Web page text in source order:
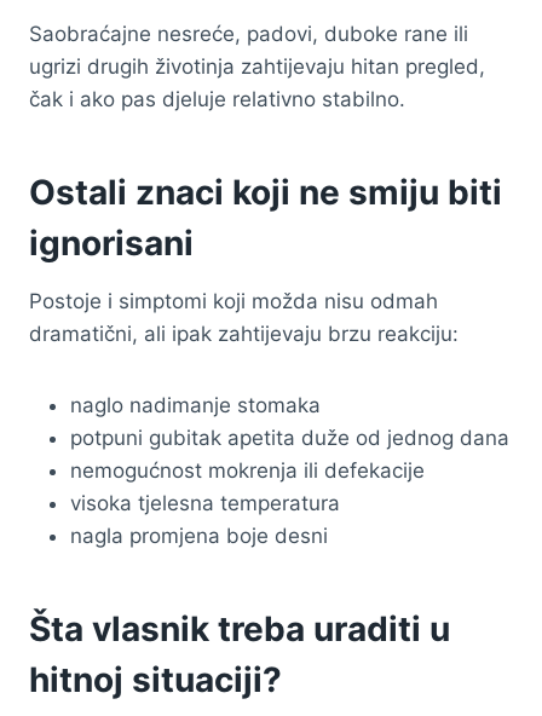
Saobraćajne nesreće, padovi, duboke rane ili
ugrizi drugih životinja zahtijevaju hitan pregled,
čak i ako pas djeluje relativno stabilno.
Ostali znaci koji ne smiju biti
ignorisani
Postoje i simptomi koji možda nisu odmah
dramatični, ali ipak zahtijevaju brzu reakciju:
naglo nadimanje stomaka
potpuni gubitak apetita duže od jednog dana
nemogućnost mokrenja ili defekacije
visoka tjelesna temperatura
nagla promjena boje desni
Šta vlasnik treba uraditi u
hitnoj situaciji?